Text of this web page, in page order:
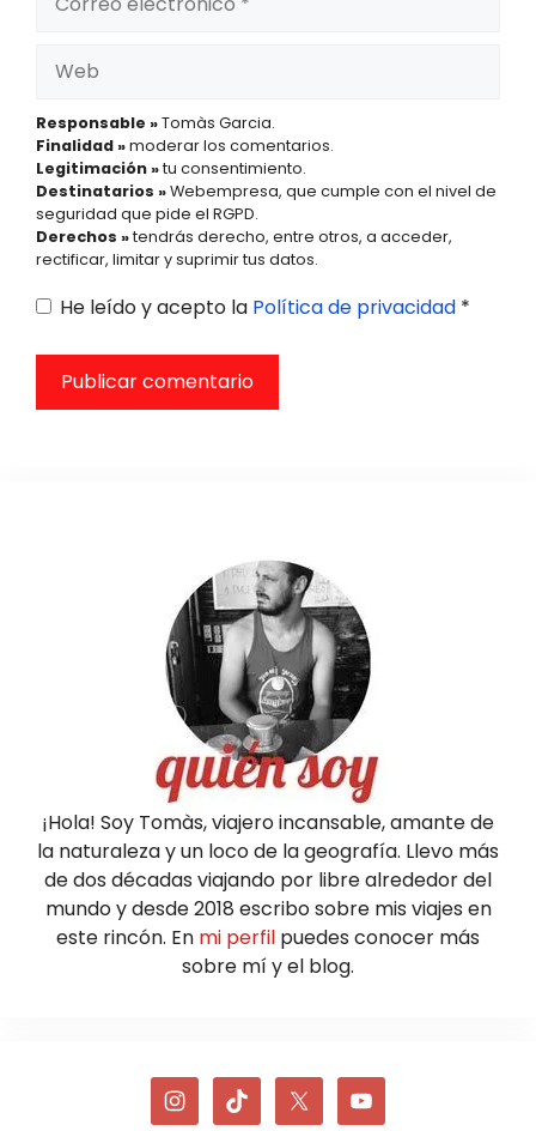
electrónico
Responsable »Tomàs Garcia.
Finalidad »moderar los comentarios.
Legitimación »tu consentimiento.
Destinatarios »Webempresa, que cumple con el nivel de
seguridad que pide el RGPD.
Derechos »tendrás derecho, entre otros, a acceder,
rectificar, limitar y suprimir tus datos.
He leído y acepto la Política de privacidad *
¡Hola! Soy Tomàs, viajero incansable, amante de
la naturaleza y un loco de la geografía. Llevo más
de dos décadas viajando por libre alrededor del
mundo y desde 2018 escribo sobre mis viajes en
este rincón. En mi perfil puedes conocer más
sobre mí y el blog.